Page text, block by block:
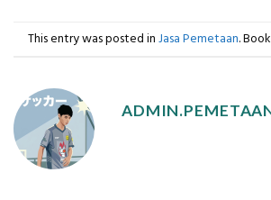
This entry was posted in Jasa Pemetaan.